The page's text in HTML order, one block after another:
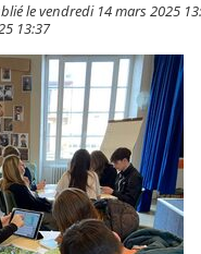
le vendredi 14 mars 2025
13:37